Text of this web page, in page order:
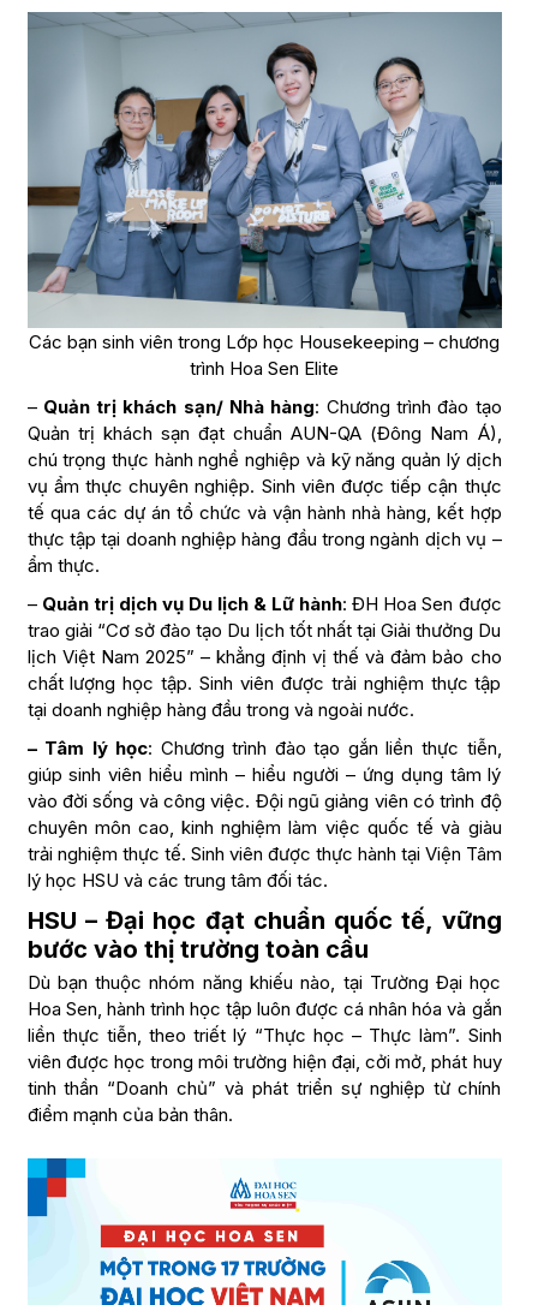
Các bạn sinh viên trong Lớp học Housekeeping – chương
trình Hoa Sen Elite
– Quản trị khách sạn/ Nhà hàng: Chương trình đào tạo
Quản trị khách sạn đạt chuẩn AUN-QA (Đông Nam Á),
chú trọng thực hành nghề nghiệp và kỹ năng quản lý dịch
vụ ẩm thực chuyên nghiệp. Sinh viên được tiếp cận thực
tế qua các dự án tổ chức và vận hành nhà hàng, kết hợp
thực tập tại doanh nghiệp hàng đầu trong ngành dịch vụ –
ẩm thực.
– Quản trị dịch vụ Du lịch & Lữ hành: ĐH Hoa Sen được
trao giải “Cơ sở đào tạo Du lịch tốt nhất tại Giải thưởng Du
lịch Việt Nam 2025” – khẳng định vị thế và đảm bảo cho
chất lượng học tập. Sinh viên được trải nghiệm thực tập
tại doanh nghiệp hàng đầu trong và ngoài nước.
– Tâm lý học: Chương trình đào tạo gắn liền thực tiễn,
giúp sinh viên hiểu mình – hiểu người – ứng dụng tâm lý
vào đời sống và công việc. Đội ngũ giảng viên có trình độ
chuyên môn cao, kinh nghiệm làm việc quốc tế và giàu
trải nghiệm thực tế. Sinh viên được thực hành tại Viện Tâm
lý học HSU và các trung tâm đối tác.
HSU – Đại học đạt chuẩn quốc tế, vững
bước vào thị trường toàn cầu
Dù bạn thuộc nhóm năng khiếu nào, tại Trường Đại học
Hoa Sen, hành trình học tập luôn được cá nhân hóa và gắn
liền thực tiễn, theo triết lý “Thực học – Thực làm”. Sinh
viên được học trong môi trường hiện đại, cởi mở, phát huy
tinh thần “Doanh chủ” và phát triển sự nghiệp từ chính
điểm mạnh của bản thân.